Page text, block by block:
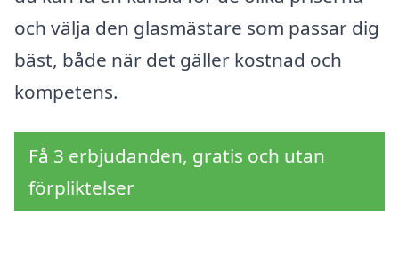
och välja den glasmästare som passar dig
bäst, både när det gäller kostnad och
kompetens.
Få 3 erbjudanden, gratis och utan
förpliktelser